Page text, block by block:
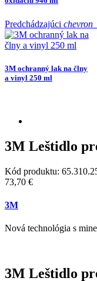
Predchádzajúci
3M ochranný lak na člny
a vinyl 250 ml
3M Leštidlo
Kód produktu:
73,70 €
3M
Nová technológia s
3M Leštidlo